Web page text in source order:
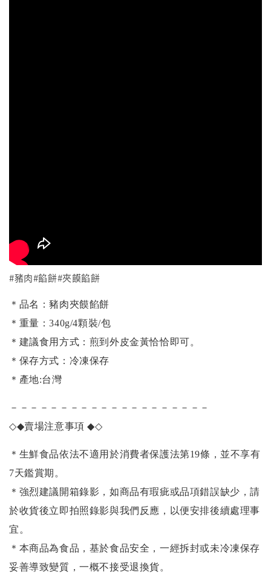
#豬肉#餡餅#夾饃餡餅
＊品名：豬肉夾饃餡餅
＊重量：340g/4顆裝/包
＊建議食用方式：煎到外皮金黃恰恰即可。
＊保存方式：冷凍保存
＊產地:台灣
－－－－－－－－－－－－－－－－－－－－
◇◆賣場注意事項◆◇
＊生鮮食品依法不適用於消費者保護法第19條，並不享有
7天鑑賞期。
＊強烈建議開箱錄影，如商品有瑕疵或品項錯誤缺少，請
於收貨後立即拍照錄影與我們反應，以便安排後續處理事
宜。
＊本商品為食品，基於食品安全，一經拆封或未冷凍保存
妥善導致變質，一概不接受退換貨。